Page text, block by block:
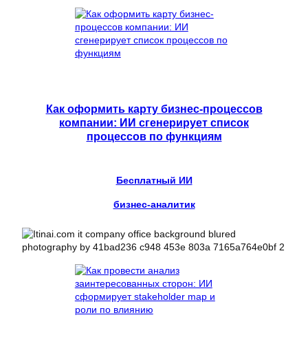
Как оформить карту бизнес-процессов
компании: ИИ сгенерирует список
процессов по функциям
Бесплатный ИИ
бизнес-аналитик